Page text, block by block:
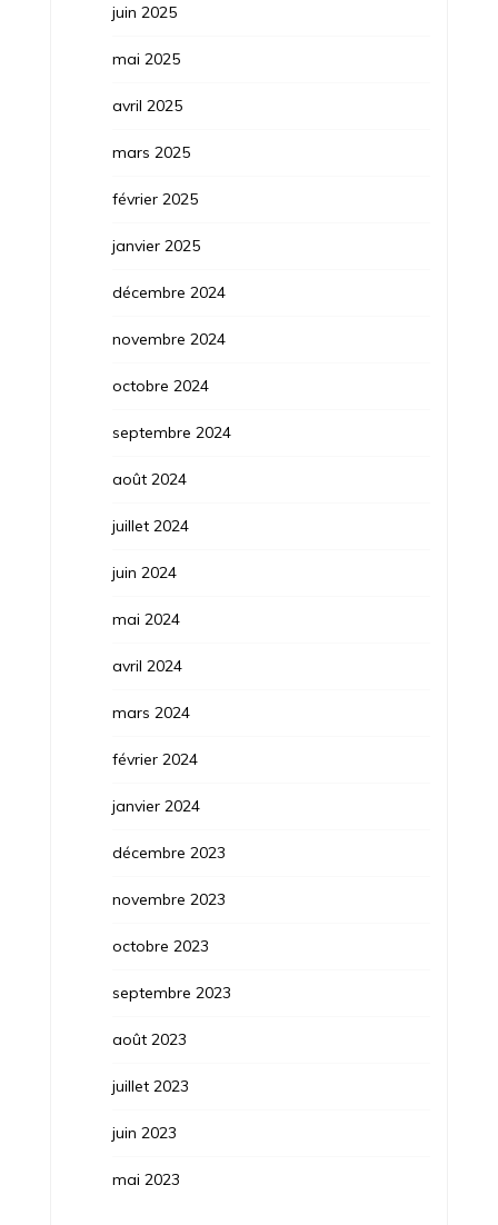
juin 2025
mai 2025
avril 2025
mars 2025
février 2025
janvier 2025
décembre 2024
novembre 2024
octobre 2024
septembre 2024
août 2024
juillet 2024
juin 2024
mai 2024
avril 2024
mars 2024
février 2024
janvier 2024
décembre 2023
novembre 2023
octobre 2023
septembre 2023
août 2023
juillet 2023
juin 2023
mai 2023